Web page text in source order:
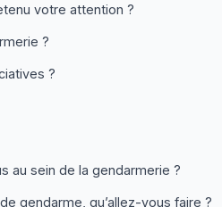
votre attention ?
?
?
au sein de la gendarmerie ?
gendarme, qu’allez-vous faire ?